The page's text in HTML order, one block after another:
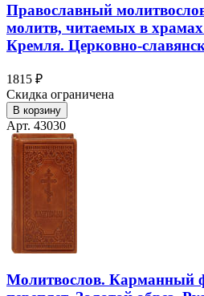
Православный
молитв, читаемых в
Кремля. Церковно-
1815 ₽
Скидка ограничена
В корзину
Арт. 43030
Молитвослов. Карманный